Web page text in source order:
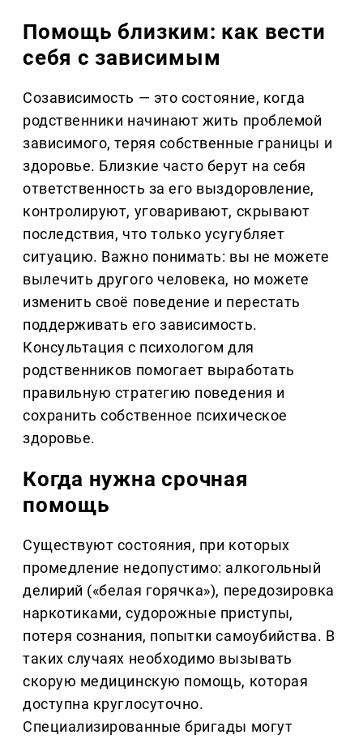
Помощь близким: как вести
себя с зависимым
Созависимость — это состояние, когда
родственники начинают жить проблемой
зависимого, теряя собственные границы и
здоровье. Близкие часто берут на себя
ответственность за его выздоровление,
контролируют, уговаривают, скрывают
последствия, что только усугубляет
ситуацию. Важно понимать: вы не можете
вылечить другого человека, но можете
изменить своё поведение и перестать
поддерживать его зависимость.
Консультация с психологом для
родственников помогает выработать
правильную стратегию поведения и
сохранить собственное психическое
здоровье.
Когда нужна срочная
помощь
Существуют состояния, при которых
промедление недопустимо: алкогольный
делирий («белая горячка»), передозировка
наркотиками, судорожные приступы,
потеря сознания, попытки самоубийства. В
таких случаях необходимо вызывать
скорую медицинскую помощь, которая
доступна круглосуточно.
Специализированные бригады могут